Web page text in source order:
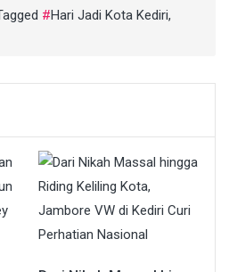
Hari Jadi Kota Kediri,